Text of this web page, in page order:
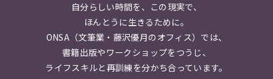
自分らしい時間を、この現実で、
ほんとうに生きるために。
ONSA（文筆業・藤沢優月のオフィス）では、
書籍出版やワークショップをつうじ、
ライフスキルと再訓練を分かち合っています。